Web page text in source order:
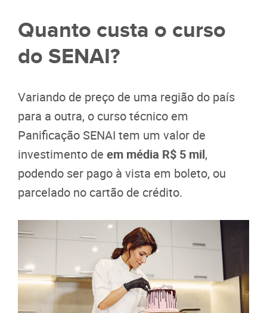
Quanto custa o curso
do SENAI?
Variando de preço de uma região do país
para a outra, o curso técnico em
Panificação SENAI tem um valor de
investimento de em média R$ 5 mil,
podendo ser pago à vista em boleto, ou
parcelado no cartão de crédito.